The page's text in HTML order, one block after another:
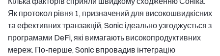
Як протокол рівня 1, призначений для високошвидкісних
та ефективних транзакцій, Sonic ідеально узгоджується з
програмами DeFi, які вимагають високопродуктивних
мереж. По-перше, Sonic впровадив інтеграцію